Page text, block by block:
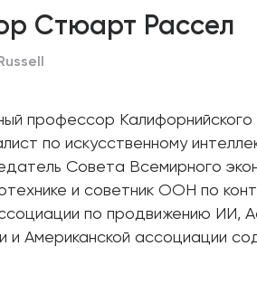
Стюарт Рассел
профессор Калифорнийского
по искусственному
Совета Всемирного
и советник ООН по
по продвижению ИИ,
и Американской ассоциации